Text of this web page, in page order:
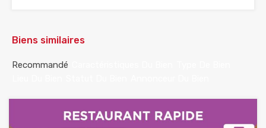
Biens similaires
Recommandé